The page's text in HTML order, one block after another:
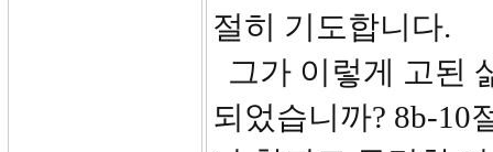
절히 기도합니다.
그가 이렇게 고된
되었습니까? 8b-10